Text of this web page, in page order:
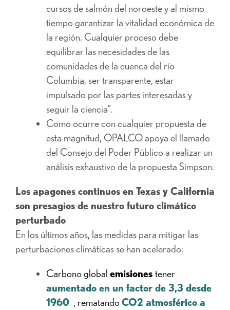
cursos de salmón del noroeste y al mismo
tiempo garantizar la vitalidad económica de
la región. Cualquier proceso debe
equilibrar las necesidades de las
comunidades de la cuenca del río
Columbia, ser transparente, estar
impulsado por las partes interesadas y
seguir la ciencia”.
Como ocurre con cualquier propuesta de
esta magnitud, OPALCO apoya el llamado
del Consejo del Poder Público a realizar un
análisis exhaustivo de la propuesta Simpson.
Los apagones continuos en Texas y California
son presagios de nuestro futuro climático
perturbado
En los últimos años, las medidas para mitigar las
perturbaciones climáticas se han acelerado:
Carbono global emisiones tener
aumentado en un factor de 3,3 desde
1960 , rematando CO2 atmosférico a